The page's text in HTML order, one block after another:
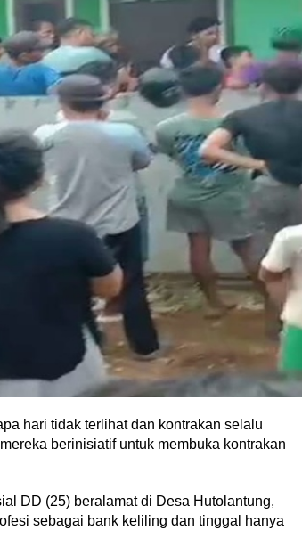
hari tidak terlihat dan kontrakan selalu
berinisiatif untuk membuka kontrakan
DD (25) beralamat di Desa Hutolantung,
sebagai bank keliling dan tinggal hanya